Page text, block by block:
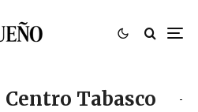
Tabasco